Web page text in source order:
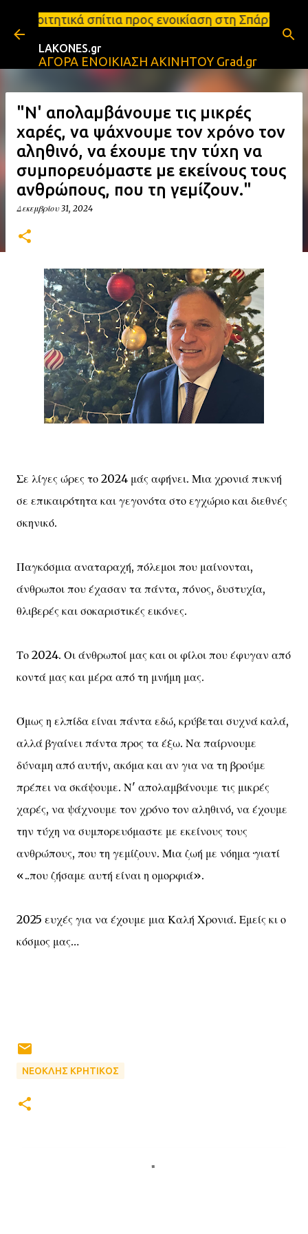
Μετάβαση στο κύριο περιεχόμενο
προς ενοικίαση στη Σπάρτη Ενοικιάσεις
LAKONES.gr
ΑΓΟΡΑ ΕΝΟΙΚΙΑΣΗ ΑΚΙΝΗΤΟΥ Grad.gr
"Ν' απολαμβάνουμε τις μικρές
χαρές, να ψάχνουμε τον χρόνο τον
αληθινό, να έχουμε την τύχη να
συμπορευόμαστε με εκείνους τους
ανθρώπους, που τη γεμίζουν."
Δεκεμβρίου 31, 2024
Σε λίγες ώρες το 2024 μάς αφήνει. Μια χρονιά πυκνή
σε επικαιρότητα και γεγονότα στο εγχώριο και διεθνές
σκηνικό.
Παγκόσμια αναταραχή, πόλεμοι που μαίνονται,
άνθρωποι που έχασαν τα πάντα, πόνος, δυστυχία,
θλιβερές και σοκαριστικές εικόνες.
Το 2024. Οι άνθρωποί μας και οι φίλοι που έφυγαν από
κοντά μας και μέρα από τη μνήμη μας.
Όμως η ελπίδα είναι πάντα εδώ, κρύβεται συχνά καλά,
αλλά βγαίνει πάντα προς τα έξω. Να παίρνουμε
δύναμη από αυτήν, ακόμα και αν για να τη βρούμε
πρέπει να σκάψουμε. Ν' απολαμβάνουμε τις μικρές
χαρές, να ψάχνουμε τον χρόνο τον αληθινό, να έχουμε
την τύχη να συμπορευόμαστε με εκείνους τους
ανθρώπους, που τη γεμίζουν. Μια ζωή με νόημα ·γιατί
«..που ζήσαμε αυτή είναι η ομορφιά».
2025 ευχές για να έχουμε μια Καλή Χρονιά. Εμείς κι ο
κόσμος μας…
ΝΕΟΚΛΗΣ ΚΡΗΤΙΚΟΣ